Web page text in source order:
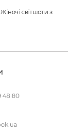
Жіночі світшоти з
48 80